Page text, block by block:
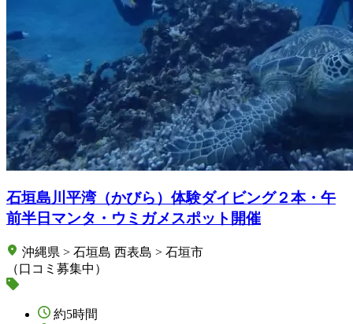
石垣島川平湾（かびら）体験ダイビング２本・午
前半日マンタ・ウミガメスポット開催
沖縄県 > 石垣島 西表島 > 石垣市
（口コミ募集中）
約5時間